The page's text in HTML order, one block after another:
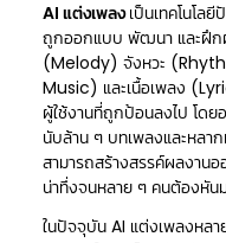
AI แต่งเพลงเป็นเทคโนโ
ถูกออกแบบ พัฒนา และฝึก
(Melody) จังหวะ
Music) และเนื้อเพลง
ผู้ใช้งานที่ถูกป้อนลงไป โด
นับล้าน ๆ บทเพลงและหลา
สามารถสร้างสรรค์ผลงานอ
น่าทึ่งจนหลาย ๆ คนต้องหัน
ในปัจจุบัน AI แต่งเพลงหล